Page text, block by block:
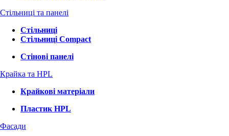
Стільниці та панелі
Стільниці
Стільниці Compact
Стінові панелі
Крайка та HPL
Крайкові матеріали
Пластик HPL
Фасади